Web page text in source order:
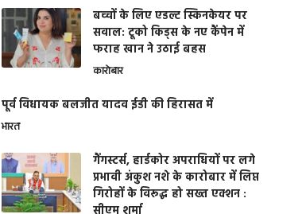
बच्चों के लिए एडल्ट स्किनकेयर पर
सवाल: टूको किड्स के नए कैंपेन में
फराह खान ने उठाई बहस
कारोबार
पूर्व विधायक बलजीत यादव ईडी की हिरासत में
भारत
गैंगस्टर्स, हार्डकोर अपराधियों पर लगे
प्रभावी अंकुश नशे के कारोबार में लिप्त
गिरोहों के विरूद्ध हो सख्त एक्शन :